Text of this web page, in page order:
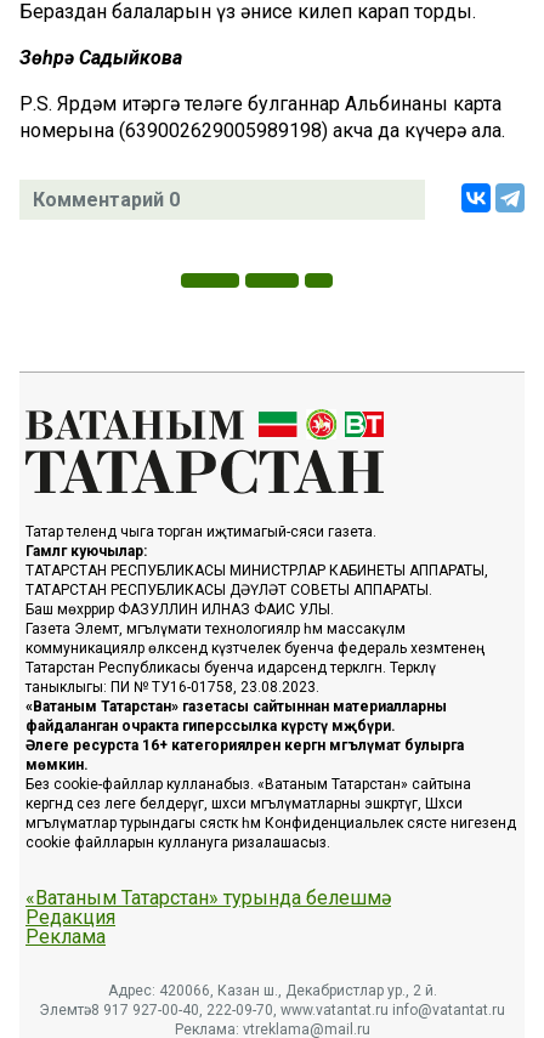
Бераздан балаларын үз әнисе килеп карап торды.
Зөһрә Садыйкова
Р.S. Ярдәм итәргә теләге булганнар Альбинаның карта
номерына (639002629005989198) акча да күчерә ала.
Комментарий 0
Татар телендә чыга торган иҗтимагый-сәяси газета.
Гамәлгә куючылар:
ТАТАРСТАН РЕСПУБЛИКАСЫ МИНИСТРЛАР КАБИНЕТЫ АППАРАТЫ,
ТАТАРСТАН РЕСПУБЛИКАСЫ ДӘҮЛӘТ СОВЕТЫ АППАРАТЫ.
Баш мөхәррир ФАЗУЛЛИН ИЛНАЗ ФАИС УЛЫ.
Газета Элемтә, мәгълүмати технологияләр һәм массакүләм
коммуникацияләр өлкәсендә күзәтчелек буенча федераль хезмәтенең
Татарстан Республикасы буенча идарәсендә теркәлгән. Теркәлү
таныклыгы: ПИ № ТУ16-01758, 23.08.2023.
«Ватаным Татарстан» газетасы сайтыннан материалларны
файдаланган очракта гиперссылка күрсәтү мәҗбүри.
Әлеге ресурста 16+ категорияләренә кергән мәгълүмат булырга
мөмкин.
Без cookie-файллар кулланабыз. «Ватаным Татарстан» сайтына
кергәндә сез әлеге белдерүгә, шәхси мәгълүматларны эшкәртүгә, Шәхси
мәгълүматлар турындагы сәясәткә һәм Конфиденциальлек сәясәте нигезендә
cookie файлларын куллануга ризалашасыз.
«Ватаным Татарстан» турында белешмә
Редакция
Реклама
Адрес: 420066, Казан ш., Декабристлар ур., 2 й.
Элемтә: 8 917 927-00-40, 222-09-70, www.vatantat.ru info@vatantat.ru
Реклама: vtreklama@mail.ru